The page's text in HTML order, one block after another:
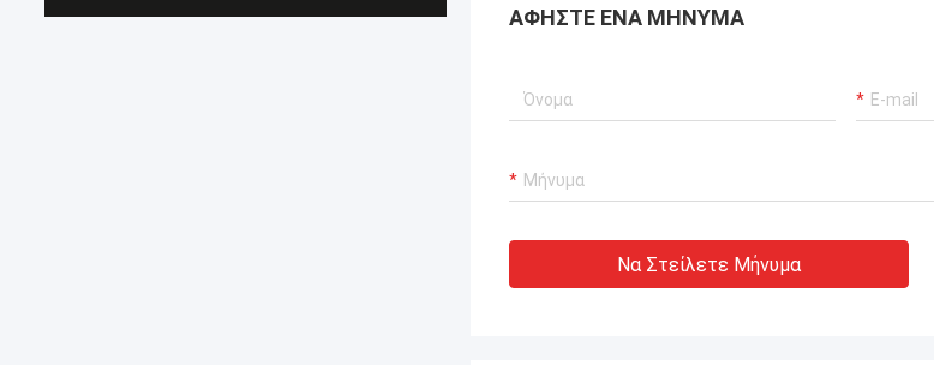
ΑΦΉΣΤΕ ΈΝΑ ΜΉΝΥΜΑ
Να Στείλετε Μήνυμα